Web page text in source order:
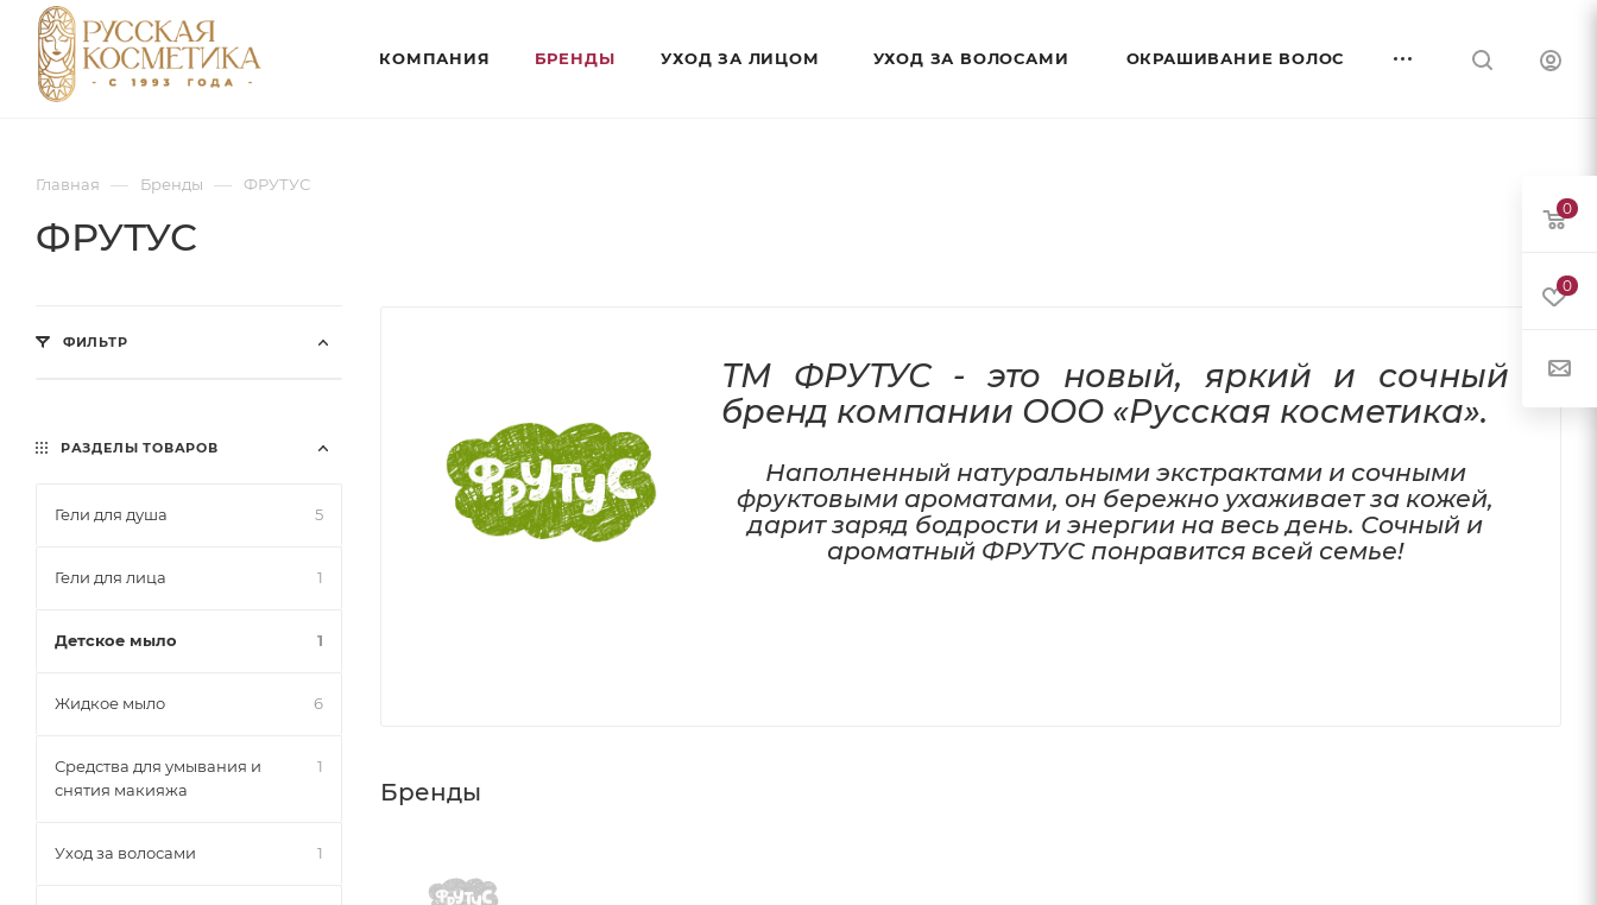
КОМПАНИЯ БРЕНДЫ УХОД ЗА ЛИЦОМ УХОД ЗА ВОЛОСАМИ ОКРАШИВАНИЕ ВОЛОС
Главная — Бренды — ФРУТУС
ФРУТУС
ТМ ФРУТУС - это новый, яркий и сочный
бренд компании ООО «Русская косметика».
Наполненный натуральными экстрактами и сочными
фруктовыми ароматами, он бережно ухаживает за кожей,
дарит заряд бодрости и энергии на весь день. Сочный и
ароматный ФРУТУС понравится всей семье!
Бренды
РАЗДЕЛЫ ТОВАРОВ
Гели для душа 5
Гели для лица 1
Детское мыло 1
Жидкое мыло 6
Средства для умывания и
снятия макияжа
1
Уход за волосами 1
ФИЛЬТР
0
0